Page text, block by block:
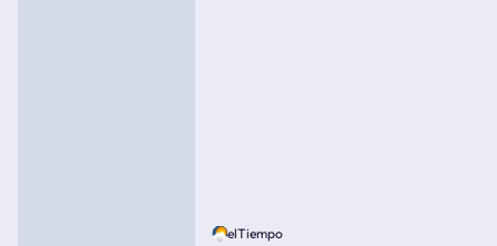
elTiempo